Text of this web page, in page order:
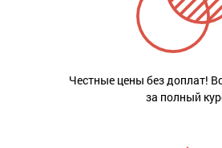
Честные цены без доплат!
за полный